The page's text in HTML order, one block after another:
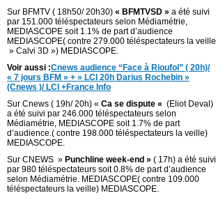
Sur BFMTV ( 18h50/ 20h30) « BFMTVSD » a été suivi
par 151.000 téléspectateurs selon Médiamétrie,
MEDIASCOPE soit 1.1% de part d’audience
MEDIASCOPE( contre 279.000 téléspectateurs la veille
» Calvi 3D ») MEDIASCOPE.
Voir aussi :Cnews audience “Face à Rioufol” ( 20h)/
« 7 jours BFM » + » LCI 20h Darius Rochebin »
(Cnews )/ LCI +France Info
Sur Cnews ( 19h/ 20h) « Ca se dispute « (Eliot Deval)
a été suivi par 246.000 téléspectateurs selon
Médiamétrie, MEDIASCOPE soit 1.7% de part
d’audience.( contre 198.000 téléspectateurs la veille)
MEDIASCOPE.
Sur CNEWS » Punchline week-end » ( 17h) a été suivi
par 980 téléspectateurs soit 0.8% de part d’audience
selon Médiamétrie. MEDIASCOPE( contre 109.000
téléspectateurs la veille) MEDIASCOPE.